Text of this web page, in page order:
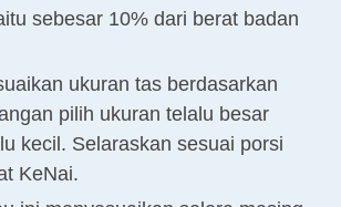
sebesar 10% dari berat badan
ukuran tas berdasarkan
pilih ukuran telalu besar
kecil. Selaraskan sesuai porsi
KeNai.